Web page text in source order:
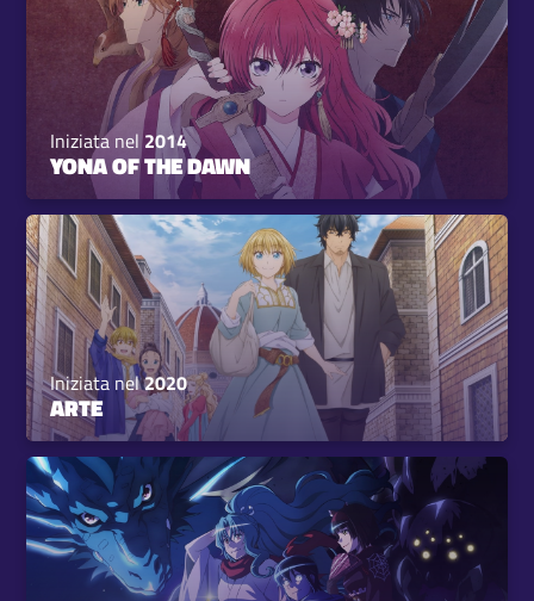
Iniziata nel2014
YONA OF THE DAWN
Iniziata nel2020
ARTE